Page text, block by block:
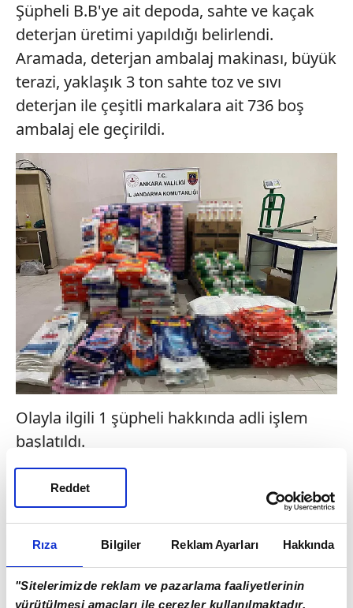
Rıza Bilgiler Reklam Ayarları Hakkında
"Sitelerimizde reklam ve pazarlama faaliyetlerinin
yürütülmesi amaçları ile çerezler kullanılmaktadır.
Reddet
Şüpheli B.B'ye ait depoda, sahte ve kaçak
deterjan üretimi yapıldığı belirlendi.
Aramada, deterjan ambalaj makinası, büyük
terazi, yaklaşık 3 ton sahte toz ve sıvı
deterjan ile çeşitli markalara ait 736 boş
ambalaj ele geçirildi.
Olayla ilgili 1 şüpheli hakkında adli işlem
başlatıldı.